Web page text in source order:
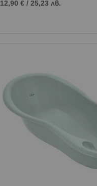
12,90 € /25,23 лв.